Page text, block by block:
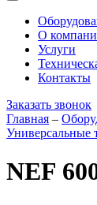
О
Услуги
Контакты
Заказать звонок
Главная –
Универсальные
NEF